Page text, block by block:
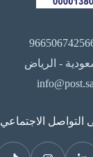
- الرياض
info@post.sa
التواصل الاجتماعي